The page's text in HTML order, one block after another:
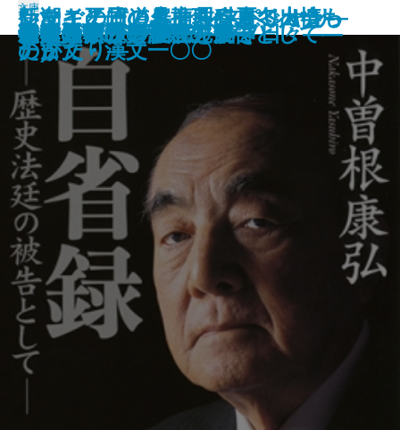
細胞異植
冬虫夏草
いなごの日／クール・ミリオン―
ナサニエル・ウエスト傑作選―
卵を産めない郭公
オリヴァー・ツイスト
カカノムモノ
青年のための読書クラブ
乗合船―慶次郎縁側日記―
自覚―隠蔽捜査5.5―
組織に埋れず
文庫
自省録―歴史法廷の被告として―
親鸞「四つの謎」を解く
春山入り
チャップリン自伝―若き日々―
ケーキ王子の名推理(スペシャリ
テ)2
シマイチ古道具商―春夏冬人情も
のがたり―
かくも水深き不在
仙丹の契り―僕僕先生―
新潮ことばの扉 教科書で出会っ
た古文・漢文一〇〇
磁極反転の日